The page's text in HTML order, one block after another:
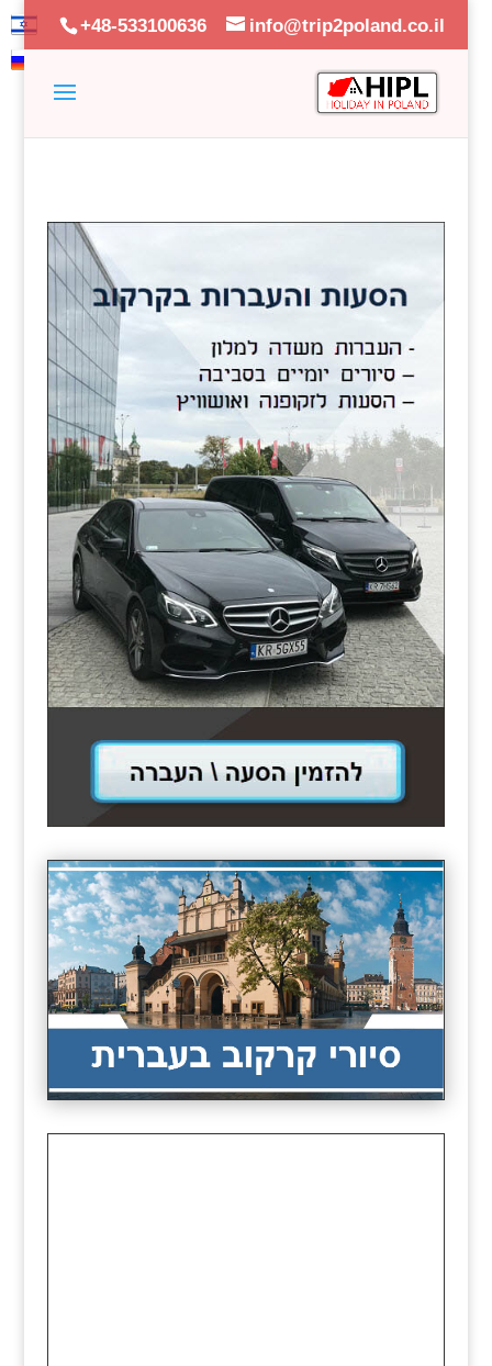
+48-533100636 info@trip2poland.co.il